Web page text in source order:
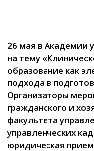
26 мая в Академии
на тему
образование как
подхода в
Организаторы
гражданского и
факультета
управленческих
юридическая